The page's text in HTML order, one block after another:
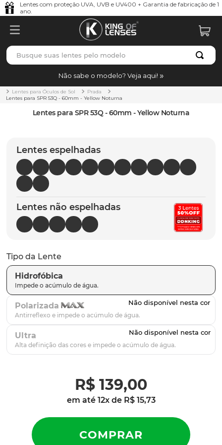
Lentes com proteção UVA, UVB e UV400 + Garantia de fabricação de 1
ano.
Busque suas lentes pelo modelo
Não sabe o modelo? Veja aqui!
Lentes para Óculos de Sol
Prada
Lentes para SPR 53Q - 60mm - Yellow Noturna
Lentes para SPR 53Q - 60mm - Yellow Noturna
Lentes espelhadas
Lentes não espelhadas
Tipo da Lente
Hidrofóbica
Polarizada
Ultra
R$ 139,00
em até 12x de R$ 15,73
TERMOS MAIS BUSCADOS
1º borrachas
holbrook
5º chaves
6º t-shock
7º gasket
8º parafusos
9º latch